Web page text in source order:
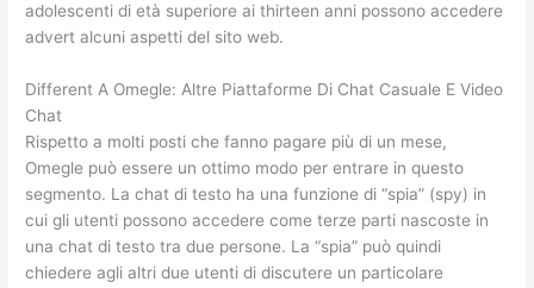
adolescenti di età superiore ai thirteen anni possono accedere
advert alcuni aspetti del sito web.
Different A Omegle: Altre Piattaforme Di Chat Casuale E Video
Chat
Rispetto a molti posti che fanno pagare più di un mese,
Omegle può essere un ottimo modo per entrare in questo
segmento. La chat di testo ha una funzione di “spia” (spy) in
cui gli utenti possono accedere come terze parti nascoste in
una chat di testo tra due persone. La “spia” può quindi
chiedere agli altri due utenti di discutere un particolare